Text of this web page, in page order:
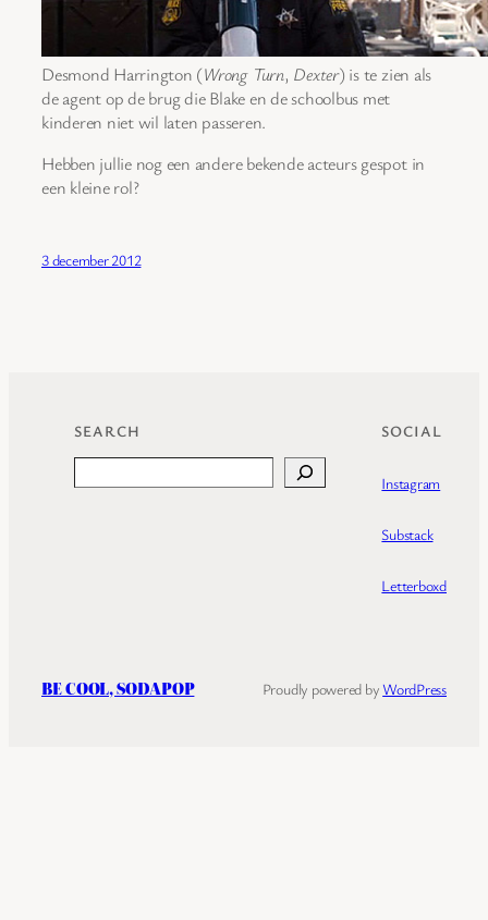
Desmond Harrington (Wrong Turn, Dexter) is te zien als
de agent op de brug die Blake en de schoolbus met
kinderen niet wil laten passeren.
Hebben jullie nog een andere bekende acteurs gespot in
een kleine rol?
3 december 2012
SEARCH SOCIAL
Instagram
Substack
Letterboxd
BE COOL, SODAPOP Proudly powered byWordPress